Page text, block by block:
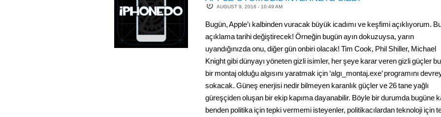
AUGUST 9, 2016 - 10:49 AM
Bugün, Apple’ı kalbinden vuracak büyük icadımı ve keşfimi açıklıyorum.
açıklama tarihi değiştirecek! Örneğin bugün ayın dokuzuysa, yarın
uyandığınızda onu, diğer gün onbiri olacak! Tim Cook, Phil Shiller, Michael
Knight gibi dünyayı yöneten gizli isimler, her şeye karar veren gizli güçler
bir montaj olduğu algısını yaratmak için ‘algı_montaj.exe’ programını
sokacak. Güneş enerjisi nedir bilmeyen karanlık güçler ve 26 tane yağlı
güreşçiden oluşan bir ekip kapıma dayanabilir. Böyle bir durumda bugüne
benden politika için tepki vermemi isteyenler, politikacılardan teknoloji için